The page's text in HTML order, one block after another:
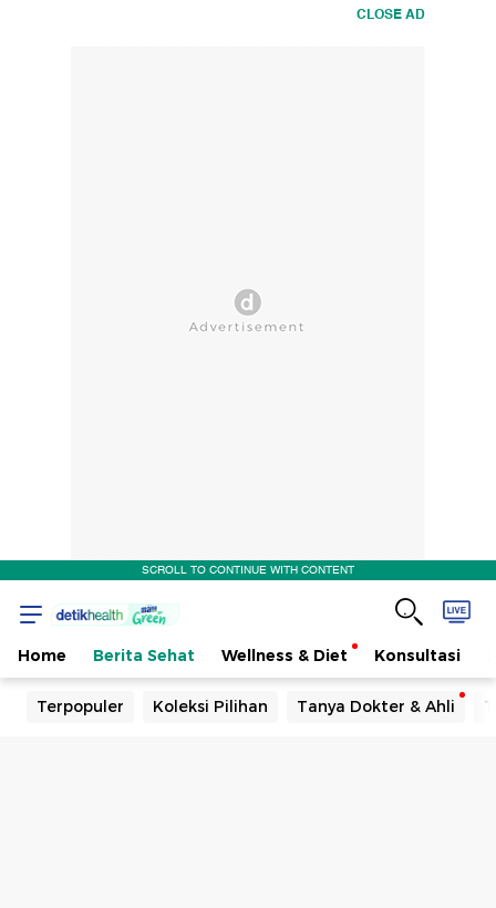
CLOSE AD
SCROLL TO CONTINUE WITH CONTENT
Home Berita Sehat Wellness & Diet Konsultasi
Terpopuler Koleksi Pilihan Tanya Dokter & Ahli